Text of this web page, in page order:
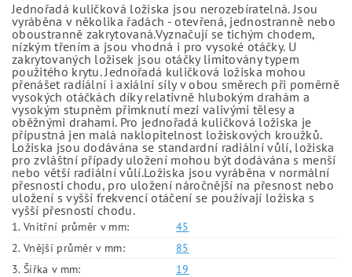
Jednořadá kuličková ložiska jsou nerozebíratelná. Jsou
vyráběna v několika řadách - otevřená, jednostranně nebo
oboustranně zakrytovaná.Vyznačují se tichým chodem,
nízkým třením a jsou vhodná i pro vysoké otáčky. U
zakrytovaných ložisek jsou otáčky limitovány typem
použitého krytu. Jednořadá kuličková ložiska mohou
přenášet radiální i axiální síly v obou směrech při poměrně
vysokých otáčkách díky relativně hlubokým drahám a
vysokým stupněm přimknutí mezi valivými tělesy a
oběžnými drahami. Pro jednořadá kuličková ložiska je
přípustná jen malá naklopitelnost ložiskových kroužků.
Ložiska jsou dodávána se standardní radiální vůlí, ložiska
pro zvláštní případy uložení mohou být dodávána s menší
nebo větší radiální vůlí.Ložiska jsou vyráběna v normální
přesnosti chodu, pro uložení náročnější na přesnost nebo
uložení s vyšší frekvencí otáčení se používají ložiska s
vyšší přesností chodu.
1. Vnitřní průměr v mm:
45
2. Vnější průměr v mm:
85
3. Šířka v mm:
19